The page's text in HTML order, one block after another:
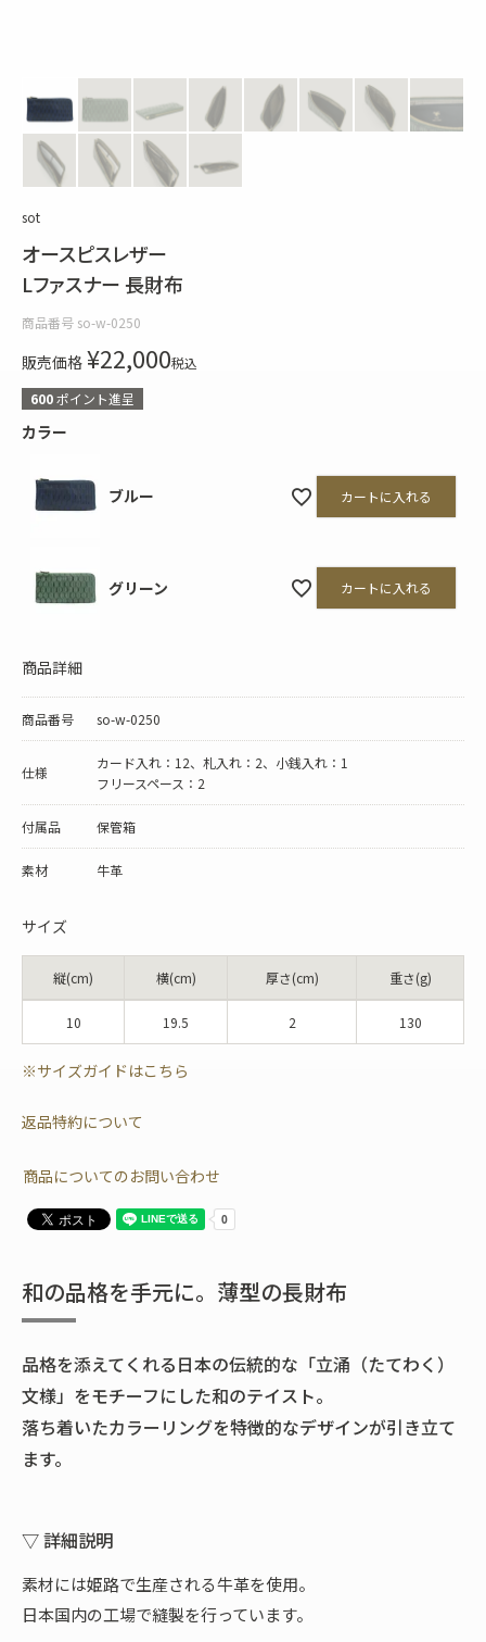
sot
オースピスレザー
Lファスナー 長財布
商品番号 so-w-0250
販売価格 ¥22,000税込
600ポイント進呈
カラー
ブルー カートに入れる
グリーン カートに入れる
商品詳細
商品番号 so-w-0250
仕様
カード入れ：12、札入れ：2、小銭入れ：1
フリースペース：2
付属品 保管箱
素材 牛革
サイズ
縦(cm) 横(cm) 厚さ(cm) 重さ(g)
10 19.5 2 130
※サイズガイドはこちら
返品特約について
商品についてのお問い合わせ
和の品格を手元に。薄型の長財布
品格を添えてくれる日本の伝統的な「立涌（たてわく）
文様」をモチーフにした和のテイスト。
落ち着いたカラーリングを特徴的なデザインが引き立て
ます。
▽ 詳細説明
素材には姫路で生産される牛革を使用。
日本国内の工場で縫製を行っています。